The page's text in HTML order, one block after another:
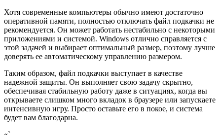
Хотя современные компьютеры обычно имеют достаточно
оперативной памяти, полностью отключать файл подкачки не
рекомендуется. Он может работать нестабильно с некоторыми
приложениями и системой. Windows отлично справляется с
этой задачей и выбирает оптимальный размер, поэтому лучше
доверять ее автоматическому управлению размером.
Таким образом, файл подкачки выступает в качестве
надежной защиты. Он выполняет свою задачу скрытно,
обеспечивая стабильную работу даже в ситуациях, когда вы
открываете слишком много вкладок в браузере или запускаете
интенсивную игру. Просто оставьте его в покое, и система
будет вам благодарна.